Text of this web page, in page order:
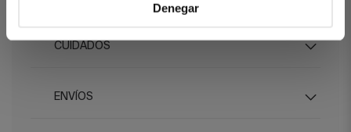
Denegar
CUIDADOS
ENVÍOS